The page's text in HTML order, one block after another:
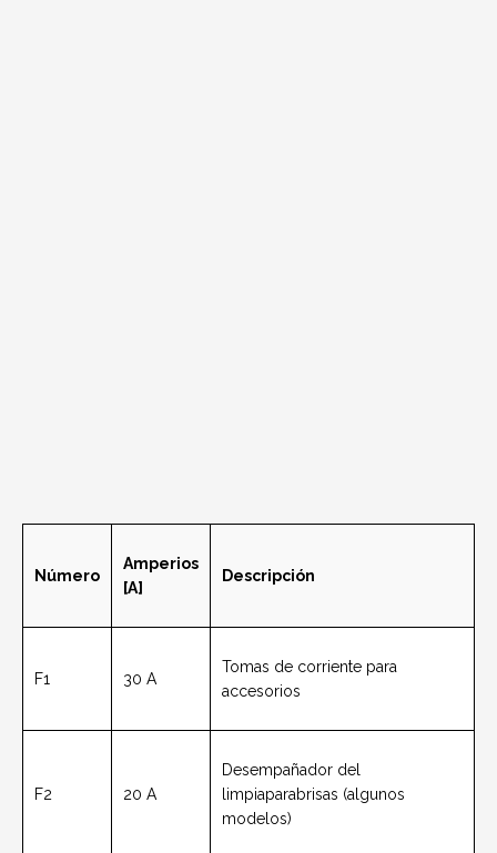
Número
Amperios
[A]
Descripción
F1 30 A
Tomas de corriente para
accesorios
F2 20 A
Desempañador del
limpiaparabrisas (algunos
modelos)